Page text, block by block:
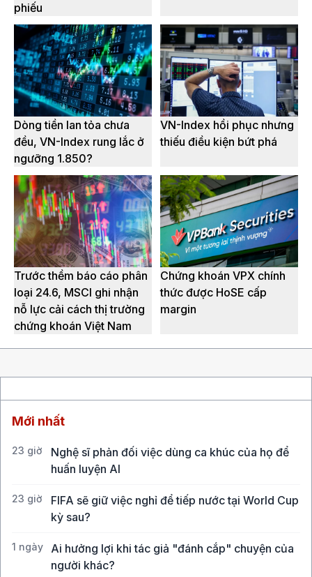
phiếu
Dòng tiền lan tỏa chưa
đều, VN-Index rung lắc ở
ngưỡng 1.850?
VN-Index hồi phục nhưng
thiếu điều kiện bứt phá
Trước thềm báo cáo phân
loại 24.6, MSCI ghi nhận
nỗ lực cải cách thị trường
chứng khoán Việt Nam
Chứng khoán VPX chính
thức được HoSE cấp
margin
Mới nhất
23 giờ
Nghệ sĩ phản đối việc dùng ca khúc của họ để
huấn luyện AI
23 giờ
FIFA sẽ giữ việc nghỉ để tiếp nước tại World Cup
kỳ sau?
1 ngày
Ai hưởng lợi khi tác giả "đánh cắp" chuyện của
người khác?